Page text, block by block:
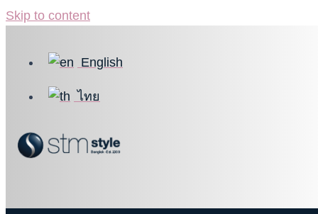
Skip to content
English
ไทย